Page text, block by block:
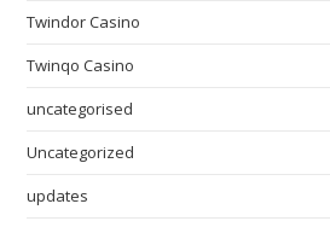
Twindor Casino
Twinqo Casino
uncategorised
Uncategorized
updates